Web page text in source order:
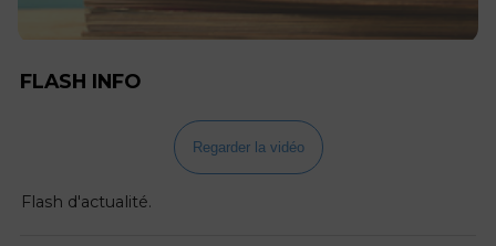
FLASH INFO
Regarder la vidéo
Flash d'actualité.